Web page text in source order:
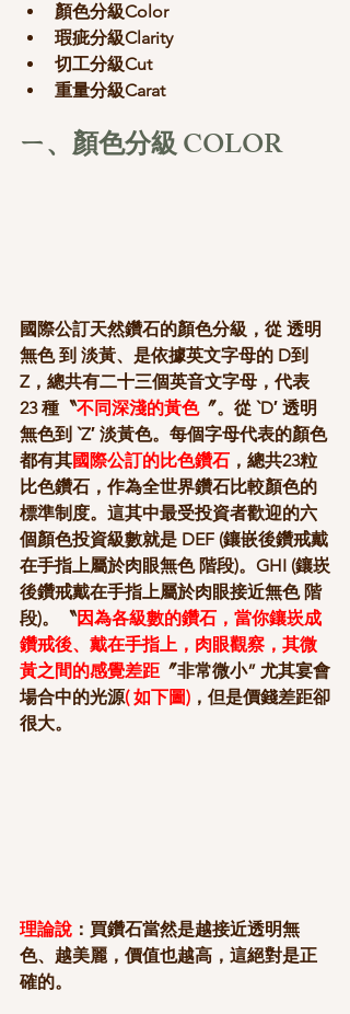
顏色分級Color
瑕疵分級Clarity
切工分級Cut
重量分級Carat
ㄧ、顏色分級 COLOR
國際公訂天然鑽石的顏色分級，從 透明
無色 到 淡黃、是依據英文字母的 D到
Z，總共有二十三個英音文字母，代表
23 種〝不同深淺的黃色〞。從 ‵D′ 透明
無色到 ‵Z′ 淡黃色。每個字母代表的顏色
都有其國際公訂的比色鑽石 ，總共23粒
比色鑽石，作為全世界鑽石比較顏色的
標準制度。這其中最受投資者歡迎的六
個顏色投資級數就是 DEF (鑲嵌後鑽戒戴
在手指上屬於肉眼無色 階段)。GHI (鑲崁
後鑽戒戴在手指上屬於肉眼接近無色 階
段)。〝因為各級數的鑽石，當你鑲崁成
鑽戒後、戴在手指上，肉眼觀察，其微
黃之間的感覺差距 〞非常微小” 尤其宴會
場合中的光源( 如下圖) ，但是價錢差距卻
很大。
理論說 ：買鑽石當然是越接近透明無
色、越美麗，價值也越高，這絕對是正
確的。